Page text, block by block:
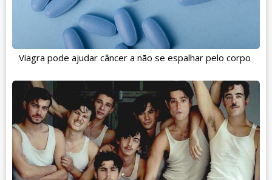
Viagra pode ajudar câncer a não se espalhar pelo corpo